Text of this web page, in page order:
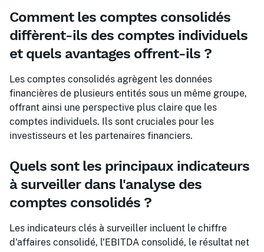
Comment les comptes consolidés
diffèrent-ils des comptes individuels
et quels avantages offrent-ils ?
Les comptes consolidés agrègent les données
financières de plusieurs entités sous un même groupe,
offrant ainsi une perspective plus claire que les
comptes individuels. Ils sont cruciales pour les
investisseurs et les partenaires financiers.
Quels sont les principaux indicateurs
à surveiller dans l'analyse des
comptes consolidés ?
Les indicateurs clés à surveiller incluent le chiffre
d'affaires consolidé, l'EBITDA consolidé, le résultat net